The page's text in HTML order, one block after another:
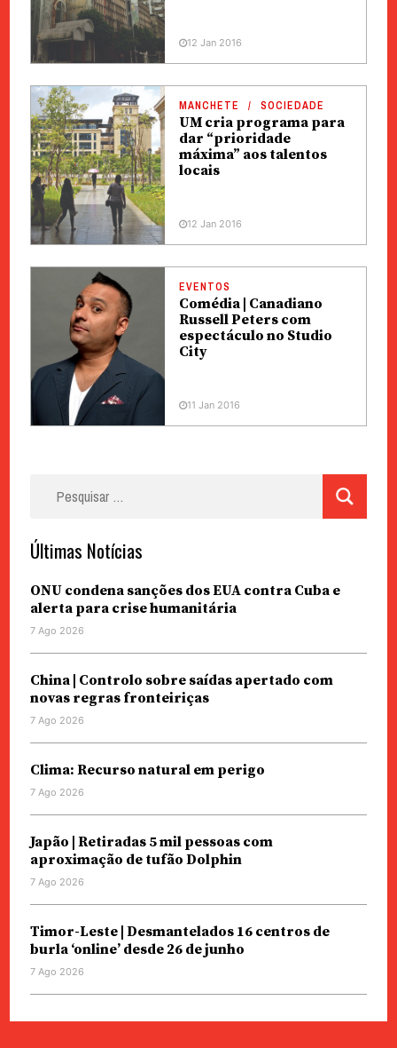
12 Jan 2016
MANCHETE SOCIEDADE
UM cria programa para
dar “prioridade
máxima” aos talentos
locais
12 Jan 2016
EVENTOS
Comédia | Canadiano
Russell Peters com
espectáculo no Studio
City
11 Jan 2016
Últimas Notícias
ONU condena sanções dos EUA contra Cuba e
alerta para crise humanitária
7 Ago 2026
China | Controlo sobre saídas apertado com
novas regras fronteiriças
7 Ago 2026
Clima: Recurso natural em perigo
7 Ago 2026
Japão | Retiradas 5 mil pessoas com
aproximação de tufão Dolphin
7 Ago 2026
Timor-Leste | Desmantelados 16 centros de
burla ‘online’ desde 26 de junho
7 Ago 2026